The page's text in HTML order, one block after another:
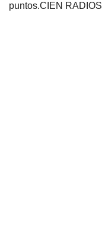
puntos.CIEN RADIOS